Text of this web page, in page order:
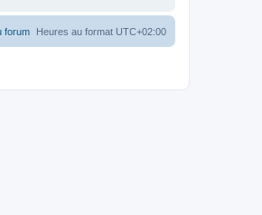
Heures au format UTC+02:00
forum